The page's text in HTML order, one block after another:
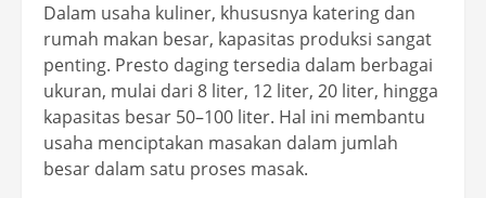
Dalam usaha kuliner, khususnya katering dan
rumah makan besar, kapasitas produksi sangat
penting. Presto daging tersedia dalam berbagai
ukuran, mulai dari 8 liter, 12 liter, 20 liter, hingga
kapasitas besar 50–100 liter. Hal ini membantu
usaha menciptakan masakan dalam jumlah
besar dalam satu proses masak.